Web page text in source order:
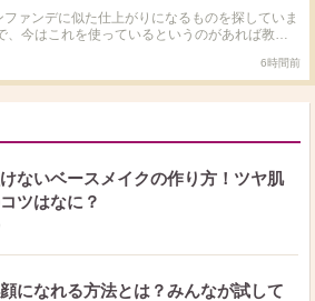
ァンデに似た仕上がりになるものを探していま
、今はこれを使っているというのがあれば教え
6時間前
ないベースメイクの作り方！ツヤ肌
ツはなに？
になれる方法とは？みんなが試して